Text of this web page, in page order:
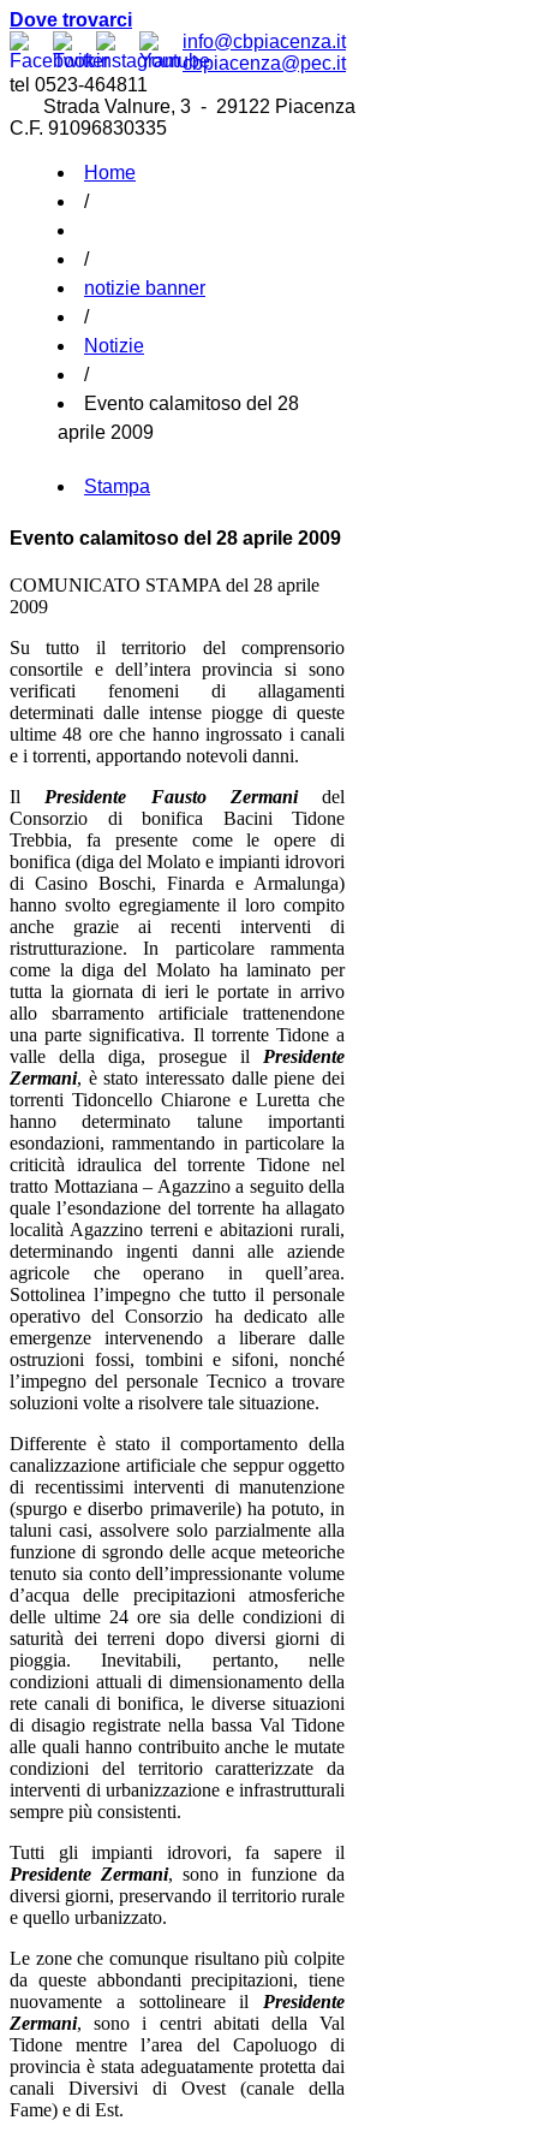
Dove trovarci
info@cbpiacenza.it
cbpiacenza@pec.it
tel 0523-464811
Strada Valnure, 3 - 29122 Piacenza
C.F. 91096830335
Home
/
/
notizie banner
/
Notizie
/
Evento calamitoso del 28
aprile 2009
Stampa
Evento calamitoso del 28 aprile 2009
COMUNICATO STAMPA del 28 aprile
2009
Su tutto il territorio del comprensorio
consortile e dell’intera provincia si sono
verificati fenomeni di allagamenti
determinati dalle intense piogge di queste
ultime 48 ore che hanno ingrossato i canali
e i torrenti, apportando notevoli danni.
Il Presidente Fausto Zermanidel
Consorzio di bonifica Bacini Tidone
Trebbia, fa presente come le opere di
bonifica (diga del Molato e impianti idrovori
di Casino Boschi, Finarda e Armalunga)
hanno svolto egregiamente il loro compito
anche grazie ai recenti interventi di
ristrutturazione. In particolare rammenta
come la diga del Molato ha laminato per
tutta la giornata di ieri le portate in arrivo
allo sbarramento artificiale trattenendone
una parte significativa. Il torrente Tidone a
valle della diga, prosegue il Presidente
Zermani, è stato interessato dalle piene dei
torrenti Tidoncello Chiarone e Luretta che
hanno determinato talune importanti
esondazioni, rammentando in particolare la
criticità idraulica del torrente Tidone nel
tratto Mottaziana – Agazzino a seguito della
quale l’esondazione del torrente ha allagato
località Agazzino terreni e abitazioni rurali,
determinando ingenti danni alle aziende
agricole che operano in quell’area.
Sottolinea l’impegno che tutto il personale
operativo del Consorzio ha dedicato alle
emergenze intervenendo a liberare dalle
ostruzioni fossi, tombini e sifoni, nonché
l’impegno del personale Tecnico a trovare
soluzioni volte a risolvere tale situazione.
Differente è stato il comportamento della
canalizzazione artificiale che seppur oggetto
di recentissimi interventi di manutenzione
(spurgo e diserbo primaverile) ha potuto, in
taluni casi, assolvere solo parzialmente alla
funzione di sgrondo delle acque meteoriche
tenuto sia conto dell’impressionante volume
d’acqua delle precipitazioni atmosferiche
delle ultime 24 ore sia delle condizioni di
saturità dei terreni dopo diversi giorni di
pioggia. Inevitabili, pertanto, nelle
condizioni attuali di dimensionamento della
rete canali di bonifica, le diverse situazioni
di disagio registrate nella bassa Val Tidone
alle quali hanno contribuito anche le mutate
condizioni del territorio caratterizzate da
interventi di urbanizzazione e infrastrutturali
sempre più consistenti.
Tutti gli impianti idrovori, fa sapere il
Presidente Zermani, sono in funzione da
diversi giorni, preservando il territorio rurale
e quello urbanizzato.
Le zone che comunque risultano più colpite
da queste abbondanti precipitazioni, tiene
nuovamente a sottolineare il Presidente
Zermani, sono i centri abitati della Val
Tidone mentre l’area del Capoluogo di
provincia è stata adeguatamente protetta dai
canali Diversivi di Ovest (canale della
Fame) e di Est.